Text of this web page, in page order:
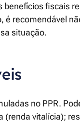
benefícios fiscais
é recomendável
situação.
no PPR.
(renda vitalícia);